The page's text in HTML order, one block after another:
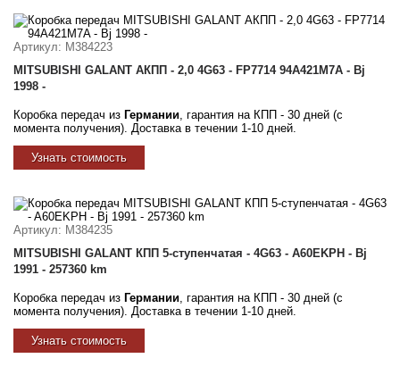
Артикул: M384223
MITSUBISHI GALANT АКПП - 2,0 4G63 - FP7714 94A421M7A - Bj
1998 -
Коробка передач из Германии, гарантия на КПП - 30 дней (с
момента получения). Доставка в течении 1-10 дней.
Узнать стоимость
Артикул: M384235
MITSUBISHI GALANT КПП 5-ступенчатая - 4G63 - A60EKPH - Bj
1991 - 257360 km
Коробка передач из Германии, гарантия на КПП - 30 дней (с
момента получения). Доставка в течении 1-10 дней.
Узнать стоимость